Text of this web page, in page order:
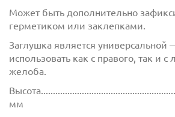
Может быть дополнительно
герметиком или заклепками.
Заглушка является
использовать как с правого, так и с
желоба.
мм